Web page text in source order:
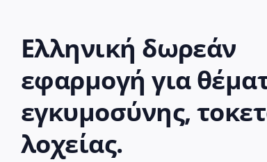
Ελληνική δωρεάν
εφαρμογή για
εγκυμοσύνης,
λοχείας.